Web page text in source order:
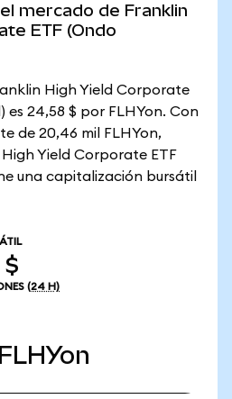
mercado de Franklin
ETF (Ondo
High Yield Corporate
es 24,58 $ por FLHYon. Con
de 20,46 mil FLHYon,
Yield Corporate ETF
una capitalización bursátil
(24 H)
FLHYon